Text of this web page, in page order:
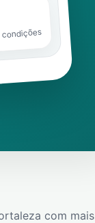
condições
com mais